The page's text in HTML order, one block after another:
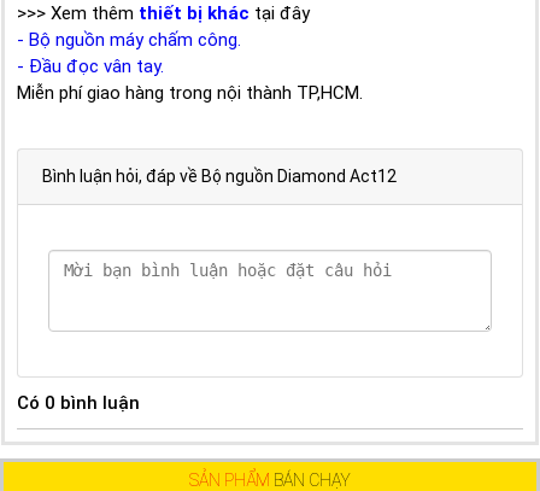
>>> Xem thêm thiết bị khác tại đây
- Bộ nguồn máy chấm công.
- Đầu đọc vân tay.
Miễn phí giao hàng trong nội thành TP,HCM.
Bình luận hỏi, đáp về Bộ nguồn Diamond Act12
Có 0 bình luận
SẢN PHẨM BÁN CHẠY